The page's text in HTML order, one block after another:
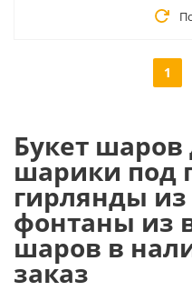
1
Букет
шарики под
гирлянды
фонтаны из
шаров в
заказ